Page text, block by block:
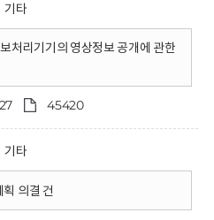
기타
처리기기의 영상정보 공개에 관한
45420
기타
의결 건